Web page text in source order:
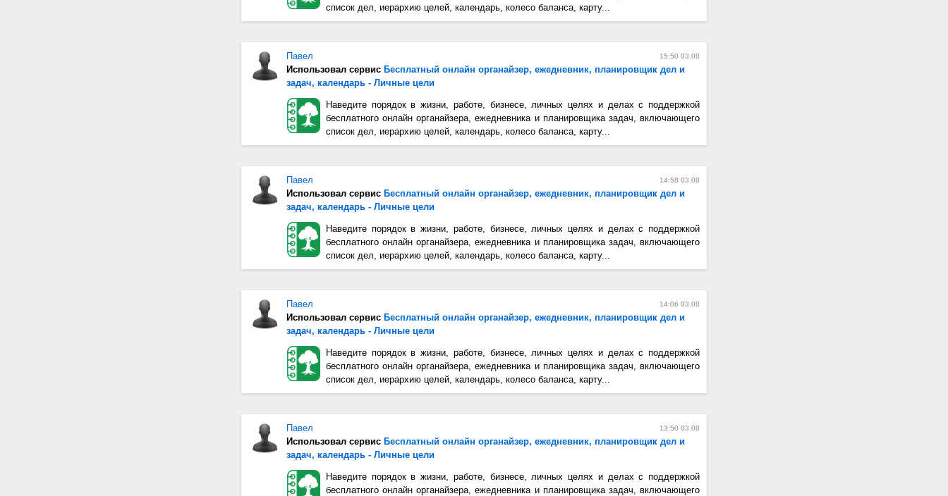
список дел, иерархию целей, календарь, колесо баланса, карту...
15:50 03.08
Павел
Использовал сервис Бесплатный онлайн органайзер, ежедневник, планировщик дел и
задач, календарь - Личные цели
Наведите порядок в жизни, работе, бизнесе, личных целях и делах с поддержкой
бесплатного онлайн органайзера, ежедневника и планировщика задач, включающего
список дел, иерархию целей, календарь, колесо баланса, карту...
14:58 03.08
Павел
Использовал сервис Бесплатный онлайн органайзер, ежедневник, планировщик дел и
задач, календарь - Личные цели
Наведите порядок в жизни, работе, бизнесе, личных целях и делах с поддержкой
бесплатного онлайн органайзера, ежедневника и планировщика задач, включающего
список дел, иерархию целей, календарь, колесо баланса, карту...
14:06 03.08
Павел
Использовал сервис Бесплатный онлайн органайзер, ежедневник, планировщик дел и
задач, календарь - Личные цели
Наведите порядок в жизни, работе, бизнесе, личных целях и делах с поддержкой
бесплатного онлайн органайзера, ежедневника и планировщика задач, включающего
список дел, иерархию целей, календарь, колесо баланса, карту...
13:50 03.08
Павел
Использовал сервис Бесплатный онлайн органайзер, ежедневник, планировщик дел и
задач, календарь - Личные цели
Наведите порядок в жизни, работе, бизнесе, личных целях и делах с поддержкой
бесплатного онлайн органайзера, ежедневника и планировщика задач, включающего